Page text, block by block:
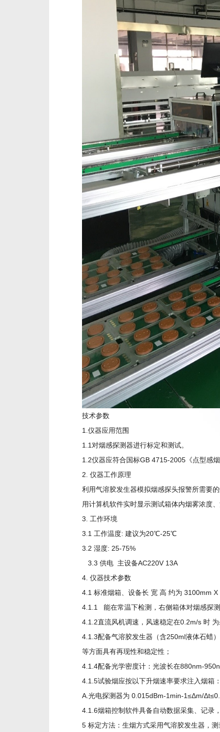
技术参数
1.仪器应用范围
1.1对烟感探测器进行标定和测试。
1.2仪器应符合国标GB 4715-2005《点型感
2. 仪器工作原理
利用气溶胶发生器模拟烟感探头报警所需要
用计算机软件实时显示测试箱体内烟雾浓度
3. 工作环境
3.1 工作温度: 建议为20℃-25℃
3.2 湿度: 25-75%
3.3 供电 主设备AC220V 13A
4. 仪器技术参数
4.1 标准烟箱、设备长 宽 高 约为 3100mm
4.1.1 能在常温下检测，右侧箱体对烟感探
4.1.2直流风机调速，风速稳定在0.2m/s 时
4.1.3配备气溶胶发生器（含250ml液体石蜡
等方面具有再现性和稳定性；
4.1.4配备光学密度计：光波长在880nm-
4.1.5试验烟应按以下升烟速率要求注入烟箱
A.光电探测器为 0.015dBm-1min-1≤Δm/
4.1.6烟箱控制软件具备自动数据采集、记录
5 标定方法：生烟方式采用气溶胶发生器，